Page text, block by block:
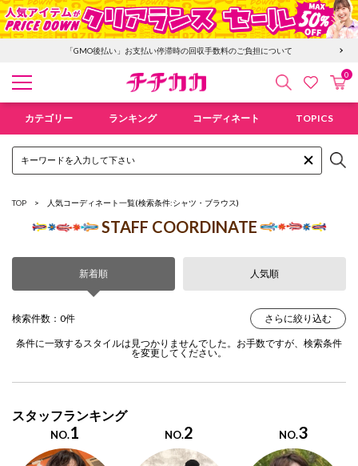
「GMO後払い」お支払い停滞時の回収手数料のご負担について
検索 お気にカ
0
カテゴリー ランキング コーディネート TOPICS
TOP 人気コーディネート一覧(検索条件:シャツ・ブラウス)
STAFF COORDINATE
新着順 人気順
検索件数：0件 さらに絞り込む
条件に一致するスタイルは見つかりませんでした。お手数ですが、検索条件
を変更してください。
スタッフランキング
NO.1 NO.2 NO.3